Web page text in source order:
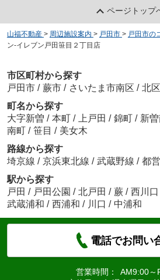
ページトップ
山福不動産 > 周辺施設案内 > 戸田市 > 戸田市の
ン-イレブン戸田笹目２丁目店
市区町村から探す
戸田市 / 蕨市 / さいたま市南区 / 北区
町名から探す
大字新曽 / 本町 / 上戸田 / 錦町 / 新
南町 / 笹目 / 美女木
路線から探す
埼京線 / 京浜東北線 / 武蔵野線 / 都
駅から探す
戸田 / 戸田公園 / 北戸田 / 蕨 / 西川口
武蔵浦和 / 西浦和 / 川口 / 中浦和
電話でお問い
営業時間：
AM9:00～